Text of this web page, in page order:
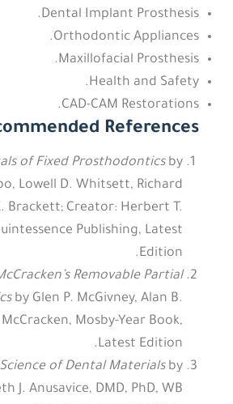
Dental Implant Prosthesis.
Orthodontic Appliances.
Maxillofacial Prosthesis.
Health and Safety.
CAD-CAM Restorations.
References:
of Fixed Prosthodonticsby
Lowell D. Whitsett, Richard
Brackett; Creator: Herbert T.
Publishing, Latest
Edition.
Removable Partial
by Glen P. McGivney, Alan B.
Mosby-Year Book,
Latest Edition.
Science of Dental Materialsby
J. Anusavice, DMD, PhD, WB